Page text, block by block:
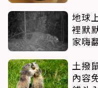
地球
裡默
家嗨
土撥
內容